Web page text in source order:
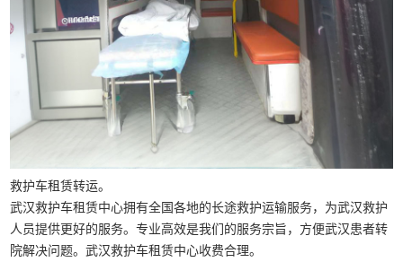
救护车租赁转运。
武汉救护车租赁中心拥有全国各地的长途救护运输服务，为武汉救护
人员提供更好的服务。专业高效是我们的服务宗旨，方便武汉患者转
院解决问题。武汉救护车租赁中心收费合理。